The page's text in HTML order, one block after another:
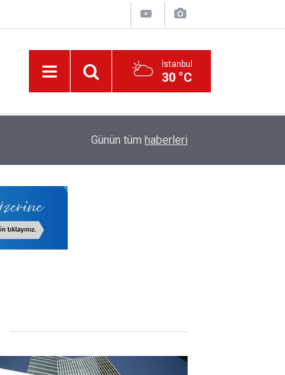
İstanbul
30 °C
Bakan Tekin'den YKS'de Değişim Açıklaması
Günün tüm haberleri